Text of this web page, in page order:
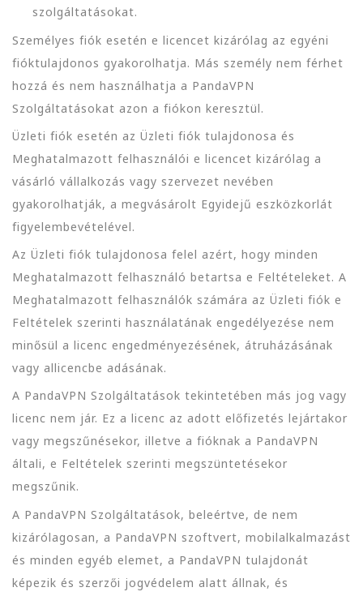
szolgáltatásokat.
Személyes fiók esetén e licencet kizárólag az egyéni
fióktulajdonos gyakorolhatja. Más személy nem férhet
hozzá és nem használhatja a PandaVPN
Szolgáltatásokat azon a fiókon keresztül.
Üzleti fiók esetén az Üzleti fiók tulajdonosa és
Meghatalmazott felhasználói e licencet kizárólag a
vásárló vállalkozás vagy szervezet nevében
gyakorolhatják, a megvásárolt Egyidejű eszközkorlát
figyelembevételével.
Az Üzleti fiók tulajdonosa felel azért, hogy minden
Meghatalmazott felhasználó betartsa e Feltételeket. A
Meghatalmazott felhasználók számára az Üzleti fiók e
Feltételek szerinti használatának engedélyezése nem
minősül a licenc engedményezésének, átruházásának
vagy allicencbe adásának.
A PandaVPN Szolgáltatások tekintetében más jog vagy
licenc nem jár. Ez a licenc az adott előfizetés lejártakor
vagy megszűnésekor, illetve a fióknak a PandaVPN
általi, e Feltételek szerinti megszüntetésekor
megszűnik.
A PandaVPN Szolgáltatások, beleértve, de nem
kizárólagosan, a PandaVPN szoftvert, mobilalkalmazást
és minden egyéb elemet, a PandaVPN tulajdonát
képezik és szerzői jogvédelem alatt állnak, és